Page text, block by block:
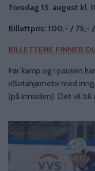
Torsdag 13. august kl.
Billettpris: 100,- / 75,-
BILLETTENE FINNER
Før kamp og i pausen
«Sotahjørnet» med
(på innsiden). Det vil